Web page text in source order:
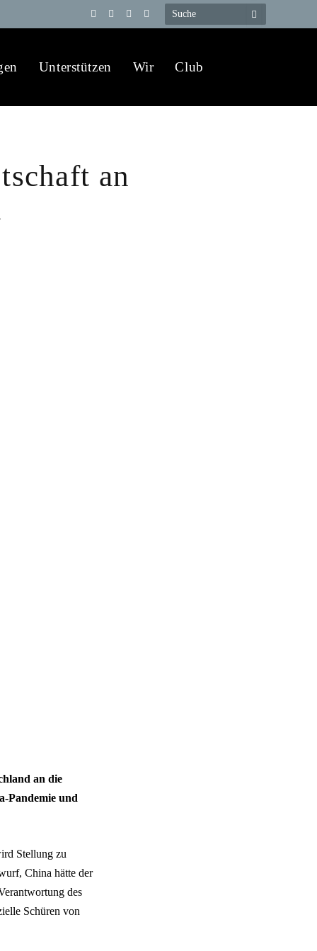
Telegram
YouTube
X
WhatsApp
Unterstützen Wir Club
an
an die
Pandemie und
Stellung zu
China hätte der
des
Schüren von